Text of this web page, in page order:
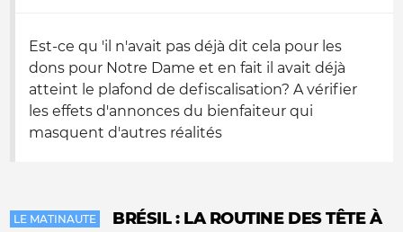
Est-ce qu 'il n'avait pas déjà dit cela pour les
dons pour Notre Dame et en fait il avait déjà
atteint le plafond de defiscalisation? A vérifier
les effets d'annonces du bienfaiteur qui
masquent d'autres réalités
LE MATINAUTE
BRÉSIL : LA ROUTINE DES TÊTE À